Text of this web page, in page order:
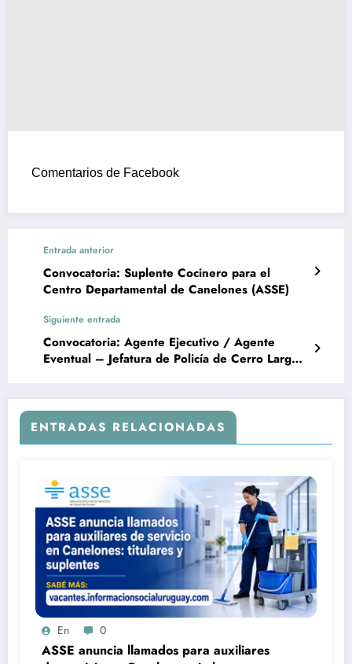
Comentarios de Facebook
Entrada anterior
Convocatoria: Suplente Cocinero para el
Centro Departamental de Canelones (ASSE)
Siguiente entrada
Convocatoria: Agente Ejecutivo / Agente
Eventual – Jefatura de Policía de Cerro Largo
ENTRADAS RELACIONADAS
En 0
ASSE anuncia llamados para auxiliares